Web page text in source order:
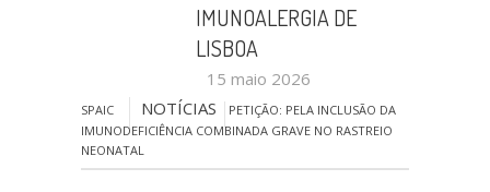
IMUNOALERGIA DE
LISBOA
15 maio 2026
SPAIC NOTÍCIAS
PETIÇÃO: PELA INCLUSÃO DA
IMUNODEFICIÊNCIA COMBINADA GRAVE NO RASTREIO
NEONATAL